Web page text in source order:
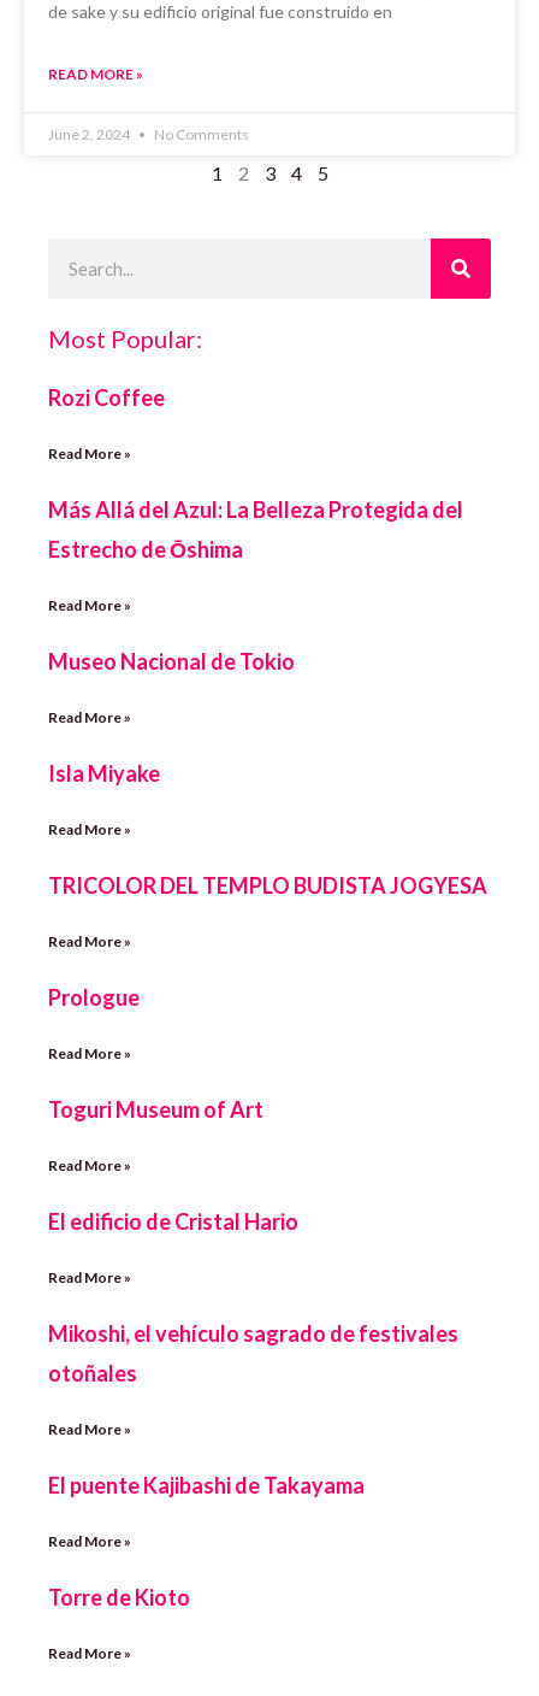
de sake y su edificio original fue construido en
READ MORE »
June 2, 2024 No Comments
1 2 3 4 5
Most Popular:
Rozi Coffee
Read More »
Más Allá del Azul: La Belleza Protegida del
Estrecho de Ōshima
Read More »
Museo Nacional de Tokio
Read More »
Isla Miyake
Read More »
TRICOLOR DEL TEMPLO BUDISTA JOGYESA
Read More »
Prologue
Read More »
Toguri Museum of Art
Read More »
El edificio de Cristal Hario
Read More »
Mikoshi, el vehículo sagrado de festivales
otoñales
Read More »
El puente Kajibashi de Takayama
Read More »
Torre de Kioto
Read More »